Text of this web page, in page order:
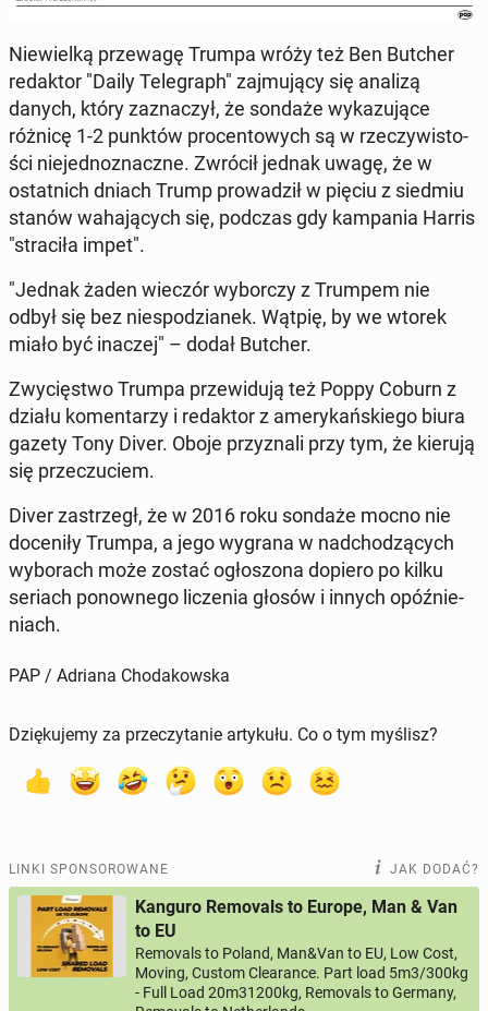
Nie­wiel­ką prze­wa­gę Trumpa wróży też Ben Butcher
re­dak­tor "Daily Te­le­graph" zaj­mu­ją­cy się analizą
danych, który za­zna­czył, że sondaże wy­ka­zu­ją­ce
różnicę 1-2 punktów pro­cen­to­wych są w rze­czy­wi­sto­
ści nie­jed­no­znacz­ne. Zwrócił jednak uwagę, że w
ostat­nich dniach Trump pro­wa­dził w pięciu z siedmiu
stanów wa­ha­ją­cych się, podczas gdy kam­pa­nia Harris
"stra­ci­ła impet".
"Jednak żaden wieczór wy­bor­czy z Trumpem nie
odbył się bez nie­spo­dzia­nek. Wątpię, by we wtorek
miało być inaczej" – dodał Butcher.
Zwy­cię­stwo Trumpa prze­wi­du­ją też Poppy Coburn z
działu ko­men­ta­rzy i re­dak­tor z ame­ry­kań­skie­go biura
gazety Tony Diver. Oboje przy­zna­li przy tym, że kierują
się prze­czu­ciem.
Diver za­strzegł, że w 2016 roku sondaże mocno nie
do­ce­ni­ły Trumpa, a jego wygrana w nad­cho­dzą­cych
wy­bo­rach może zostać ogło­szo­na dopiero po kilku
seriach po­now­ne­go li­cze­nia głosów i innych opóź­nie­
niach.
PAP / Adriana Chodakowska
Dziękujemy za przeczytanie artykułu. Co o tym myślisz?
LINKI SPONSOROWANE JAK DODAĆ?
Kanguro Removals to Europe, Man & Van
to EU
Removals to Poland, Man&Van to EU, Low Cost,
Moving, Custom Clearance. Part load 5m3/300kg
- Full Load 20m31200kg, Removals to Germany,